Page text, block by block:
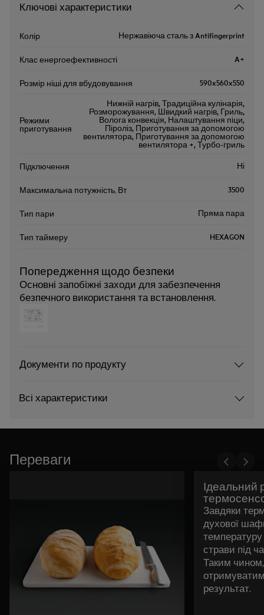
Ключові характеристики
Колір Нержавіюча сталь з Antifingerprint
Клас енергоефективності A+
Розмір ніші для вбудовування 590x560x550
Режими
приготування
Нижній нагрів, Традиційна кулінарія,
Розморожування, Швидкий нагрів, Гриль,
Волога конвекція, Налаштування піци,
Піроліз, Приготування за допомогою
вентилятора, Приготування за допомогою
вентилятора +, Турбо-гриль
Підключення Ні
Максимальна потужність, Вт 3500
Тип пари Пряма пара
Тип таймеру HEXAGON
Попередження щодо безпеки
Основні запобіжні заходи для забезпечення
безпечного використання та встановлення.
Документи по продукту
Всі характеристики
Переваги
Ідеальний
Завдяки
духової
температуру
страви під
Таким
результат.